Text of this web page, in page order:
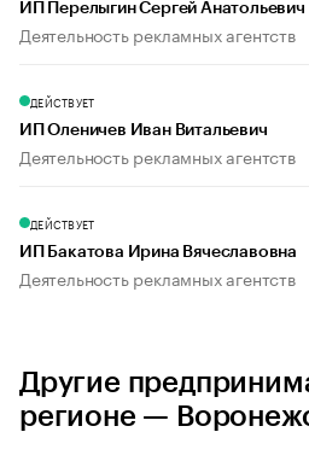
ИП Перелыгин Сергей Анатольевич
Деятельность рекламных агентств
ДЕЙСТВУЕТ
ИП Оленичев Иван Витальевич
Деятельность рекламных агентств
ДЕЙСТВУЕТ
ИП Бакатова Ирина Вячеславовна
Деятельность рекламных агентств
Другие
регионе —